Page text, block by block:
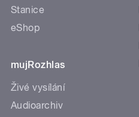
Stanice
eShop
mujRozhlas
Živé vysílání
Audioarchiv